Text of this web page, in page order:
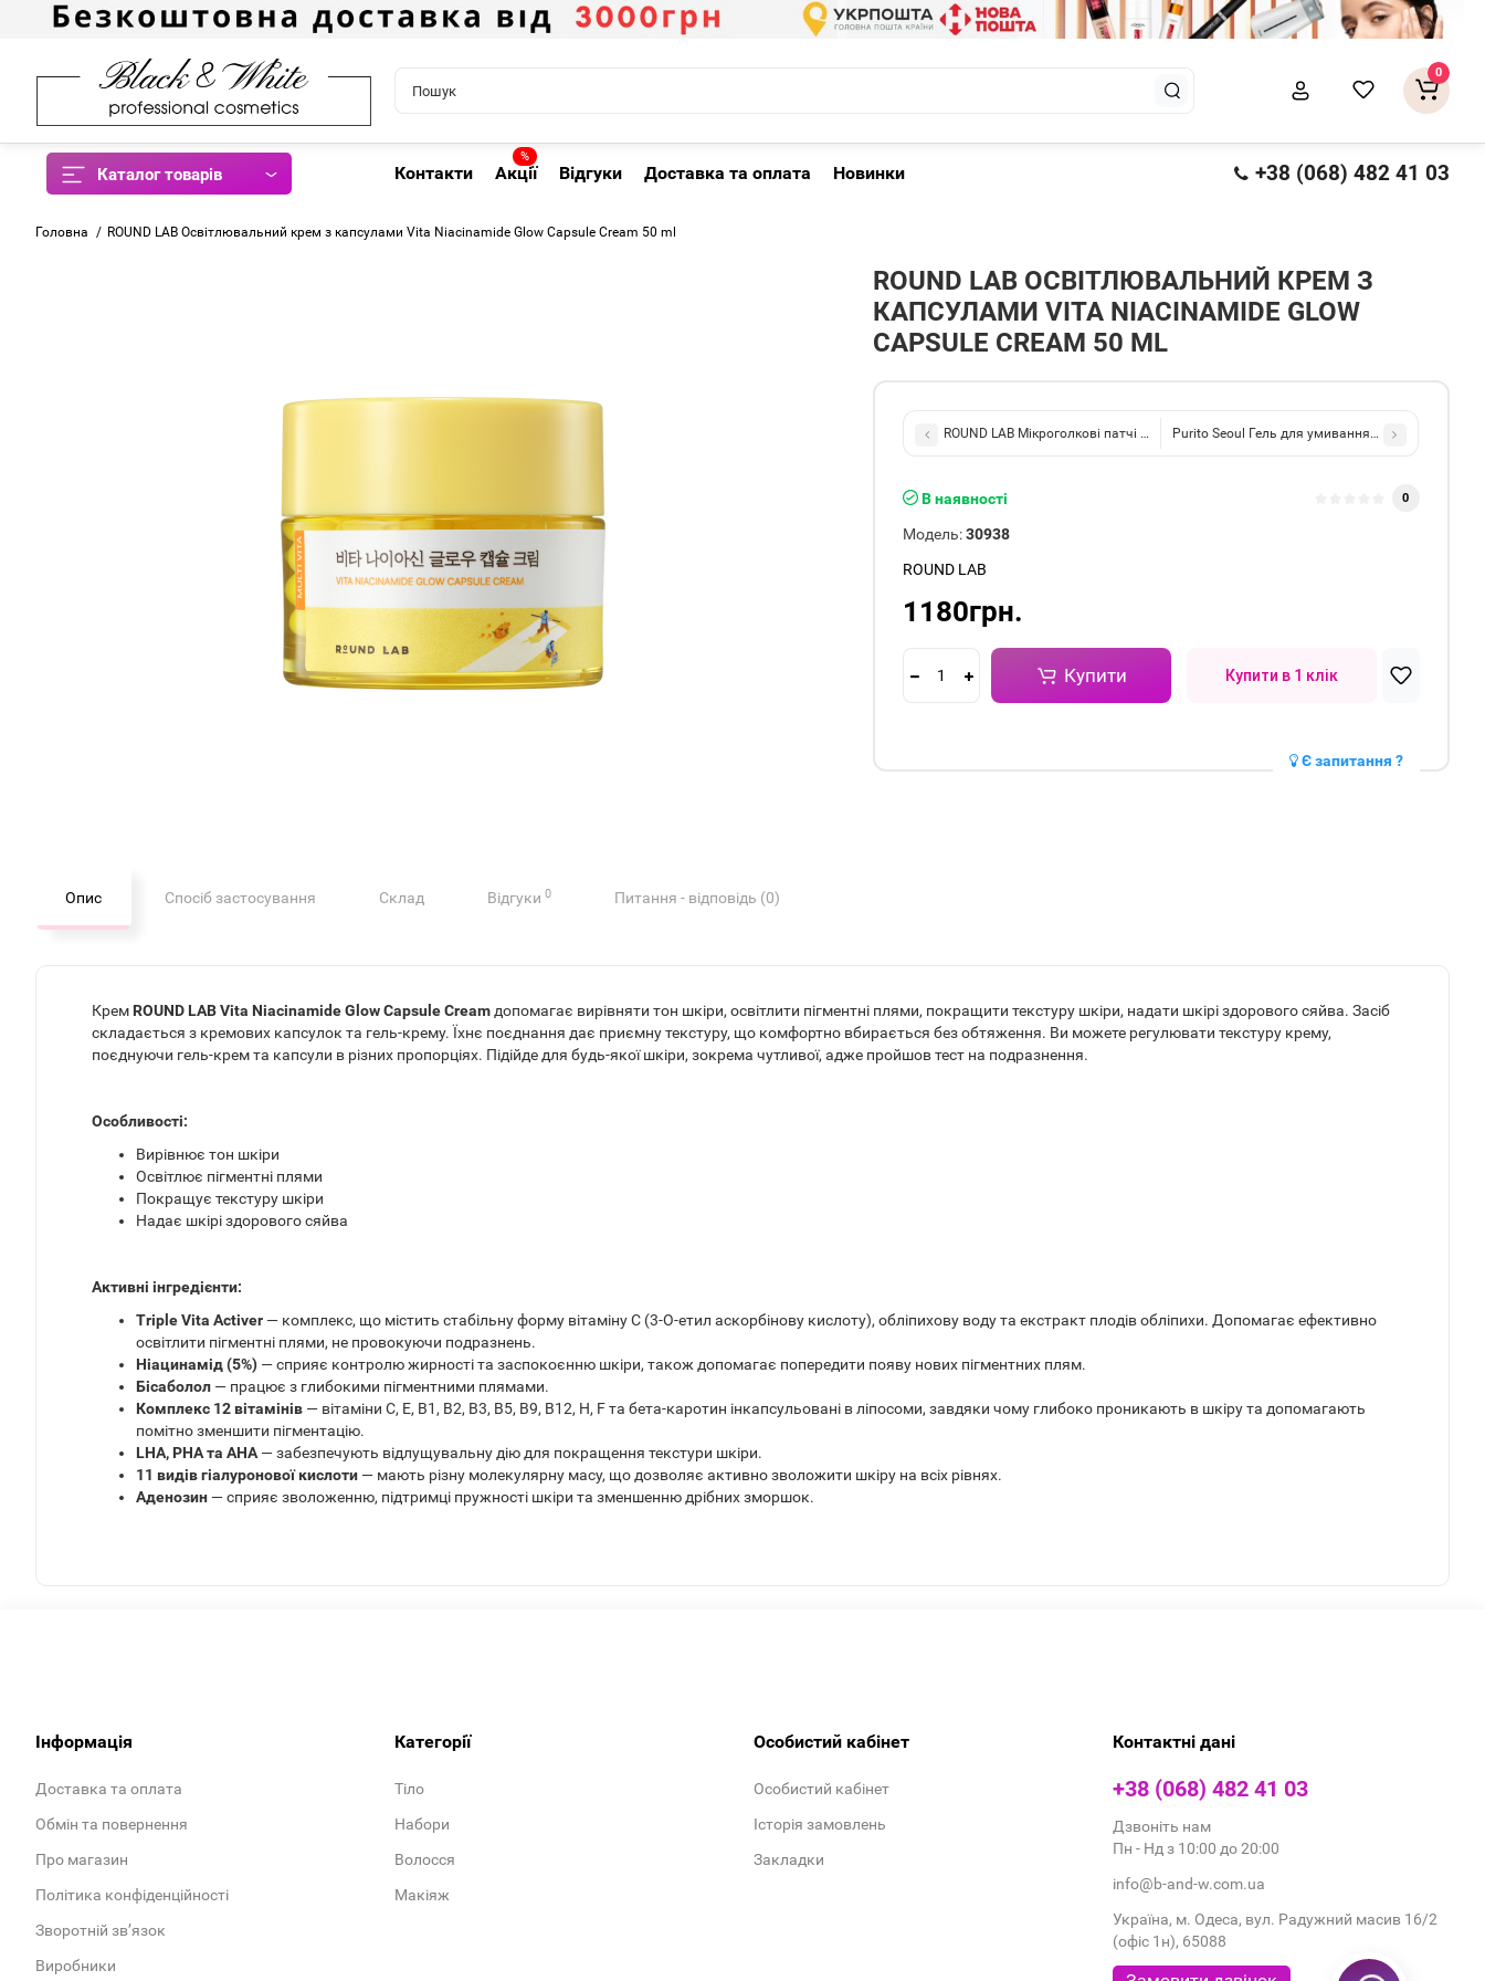
0
Каталог товарів Контакти
%
Акції Відгуки Доставка та оплата Новинки +38 (068) 482 41 03
Головна ROUND LAB Освітлювальний крем з капсулами Vita Niacinamide Glow Capsule Cream 50 ml
ROUND LAB ОСВІТЛЮВАЛЬНИЙ КРЕМ З
КАПСУЛАМИ VITA NIACINAMIDE GLOW
CAPSULE CREAM 50 ML
ROUND LAB Мікроголкові патчі проти прищів Pine Calming Cica Acne Micro Spot
Purito Seoul Гель для умивання з екстрактом
В наявності 0
Модель: 30938
ROUND LAB
1180грн.
Купити Купити в 1 клік
Є запитання ?
Опис Спосіб застосування Склад Відгуки 0 Питання - відповідь (0)
Крем ROUND LAB Vita Niacinamide Glow Capsule Creamдопомагає вирівняти тон шкіри, освітлити пігментні плями, покращити текстуру шкіри, надати шкірі здорового сяйва. Засіб
складається з кремових капсулок та гель-крему. Їхнє поєднання дає приємну текстуру, що комфортно вбирається без обтяження. Ви можете регулювати текстуру крему,
поєднуючи гель-крем та капсули в різних пропорціях. Підійде для будь-якої шкіри, зокрема чутливої, адже пройшов тест на подразнення.
Особливості:
Вирівнює тон шкіри
Освітлює пігментні плями
Покращує текстуру шкіри
Надає шкірі здорового сяйва
Активні інгредієнти:
Triple Vita Activer — комплекс, що містить стабільну форму вітаміну C (3-O-етил аскорбінову кислоту), обліпихову воду та екстракт плодів обліпихи. Допомагає ефективно
освітлити пігментні плями, не провокуючи подразнень.
Ніацинамід (5%) — сприяє контролю жирності та заспокоєнню шкіри, також допомагає попередити появу нових пігментних плям.
Бісаболол — працює з глибокими пігментними плямами.
Комплекс 12 вітамінів — вітаміни C, E, B1, B2, B3, B5, B9, B12, H, F та бета-каротин інкапсульовані в ліпосоми, завдяки чому глибоко проникають в шкіру та допомагають
помітно зменшити пігментацію.
LHA, PHA та AHA— забезпечують відлущувальну дію для покращення текстури шкіри.
11 видів гіалуронової кислоти — мають різну молекулярну масу, що дозволяє активно зволожити шкіру на всіх рівнях.
Аденозин — сприяє зволоженню, підтримці пружності шкіри та зменшенню дрібних зморшок.
Контактні дані
+38 (068) 482 41 03
Дзвоніть нам
Пн - Нд з 10:00 до 20:00
info@b-and-w.com.ua
Україна, м. Одеса, вул. Радужний масив 16/2
(офіс 1н), 65088
Інформація
Доставка та оплата
Обмін та повернення
Про магазин
Політика конфіденційності
Зворотній зв’язок
Виробники
Категорії
Тіло
Набори
Волосся
Макіяж
Особистий кабінет
Особистий кабінет
Історія замовлень
Закладки